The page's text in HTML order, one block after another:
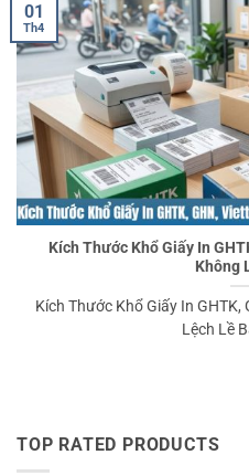
Kích Thước Khổ Giấy In
Không
Kích Thước Khổ Giấy In
Lệch Lề
01
Th4
TOP RATED PRODUCTS